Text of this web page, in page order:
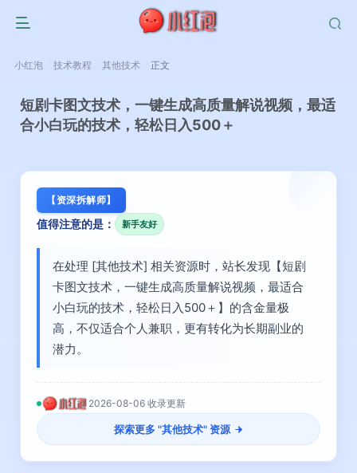
小红泡 技术教程 其他技术 正文
短剧卡图文技术，一键生成高质量解说视频，最适
合小白玩的技术，轻松日入500＋
【资深拆解师】
值得注意的是： 新手友好
在处理 [其他技术] 相关资源时，站长发现【短剧
卡图文技术，一键生成高质量解说视频，最适合
小白玩的技术，轻松日入500＋】的含金量极
高，不仅适合个人兼职，更有转化为长期副业的
潜力。
2026-08-06 收录更新
探索更多 "其他技术" 资源